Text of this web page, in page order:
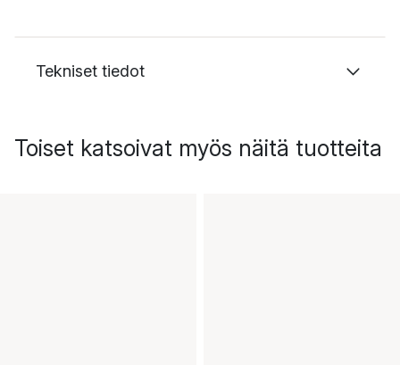
Tekniset tiedot
Toiset katsoivat myös näitä tuotteita